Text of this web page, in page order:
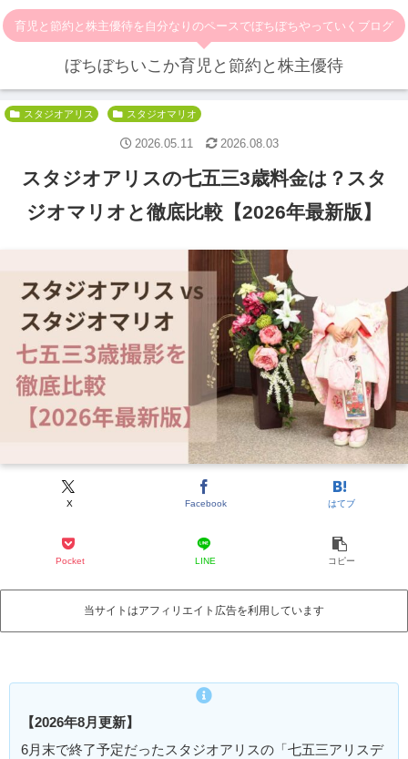
育児と節約と株主優待を自分なりのペースでぼちぼちやっていくブログ
ぼちぼちいこか育児と節約と株主優待
スタジオアリス スタジオマリオ
スタジオアリスの七五三3歳料金は？スタ
ジオマリオと徹底比較【2026年最新版】
X Facebook はてブ
Pocket LINE コピー
2026.05.11 2026.08.03
当サイトはアフィリエイト広告を利用しています
【2026年8月更新】
6月末で終了予定だったスタジオアリスの「七五三アリスデ